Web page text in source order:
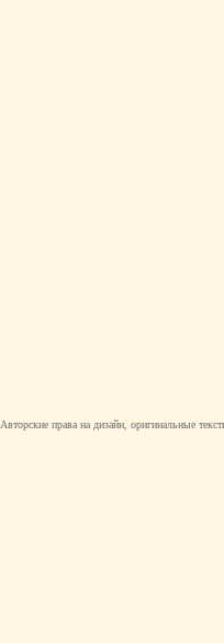
Авторские права на дизайн, оригинальные